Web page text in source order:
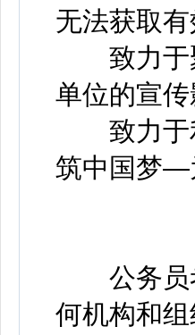
无法获取有
致力于聚
单位的宣
致力于利
筑中国梦—
公务员考
何机构和